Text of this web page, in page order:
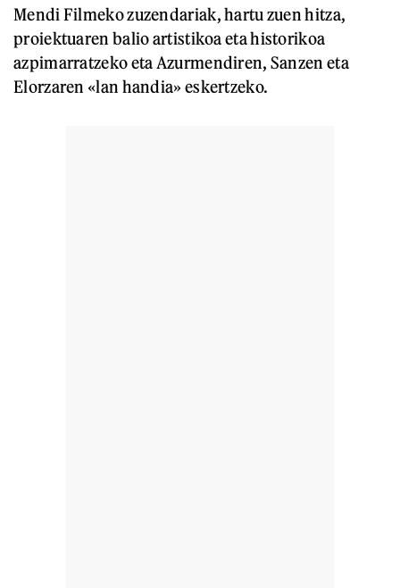
Mendi Filmeko zuzendariak, hartu zuen hitza,
proiektuaren balio artistikoa eta historikoa
azpimarratzeko eta Azurmendiren, Sanzen eta
Elorzaren «lan handia» eskertzeko.